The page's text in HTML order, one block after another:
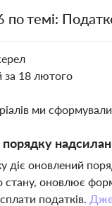
темі:
за 18 лютого
ми
порядку
діє оновлений
стану, оновлює
податків.